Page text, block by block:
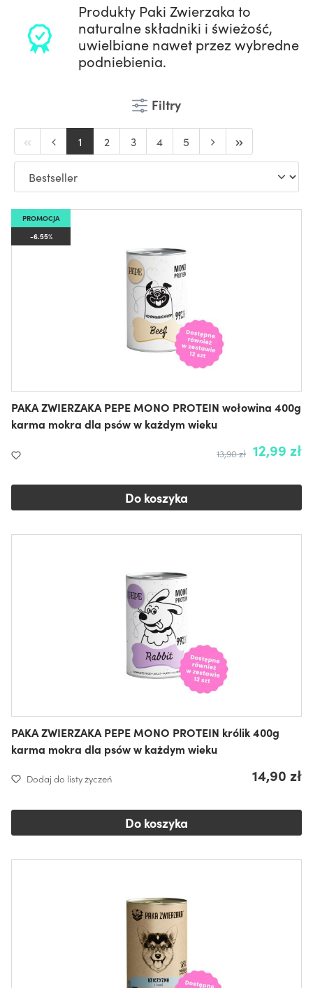
Produkty Paki Zwierzaka to
naturalne składniki i świeżość,
uwielbiane nawet przez wybredne
podniebienia.
Filtry
1 2 3 4 5
PROMOCJA
-6.55%
PAKA ZWIERZAKA PEPE MONO PROTEIN wołowina 400g
karma mokra dla psów w każdym wieku
12,99 zł
13,90 zł
Do koszyka
PAKA ZWIERZAKA PEPE MONO PROTEIN królik 400g
karma mokra dla psów w każdym wieku
Dodaj do listy życzeń 14,90 zł
Do koszyka